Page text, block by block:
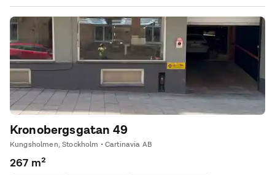
Produktionslokal
Kronobergsgatan 49
Kungsholmen, Stockholm • Cartinavia AB
267 m²